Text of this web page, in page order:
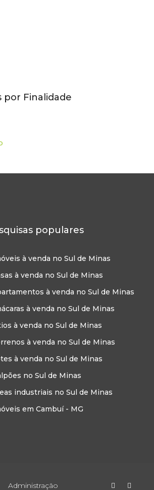
por Finalidade
populares
à venda no Sul de Minas
à venda no Sul de Minas
à venda no Sul de Minas
à venda no Sul de Minas
à venda no Sul de Minas
à venda no Sul de Minas
à venda no Sul de Minas
no Sul de Minas
industriais no Sul de Minas
em Cambuí - MG
Administração